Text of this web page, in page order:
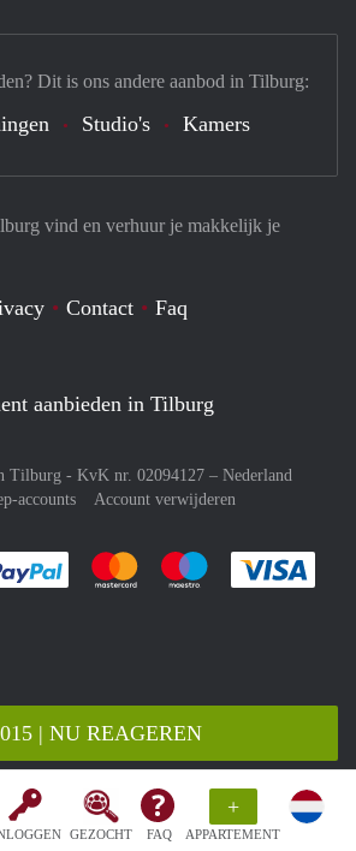
GEZOCHT FAQ
+
APPARTEMENT
1015 | NU REAGEREN
vind en verhuur je makkelijk je
Contact
Faq
aanbieden in Tilburg
Tilburg - KvK nr. 02094127 – Nederland
accounts Account verwijderen
Je rekent gemakkelijk af met Paypal
Je rekent gemakkelijk af met
Je rekent
Dit is ons andere aanbod in Tilburg:
Studio's Kamers